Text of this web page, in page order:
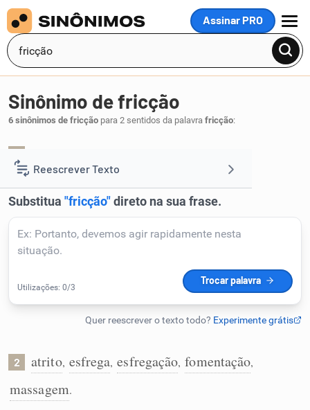
Assinar PRO
MENU
Reescrever Texto
Resumir Texto
Corrigir Texto
Detector de IA
Humanizador de IA
Cata-letras
Sinônimo de fricção
6 sinônimos de fricção para 2 sentidos da palavra fricção:
2 atrito, esfrega, esfregação, fomentação,
massagem.